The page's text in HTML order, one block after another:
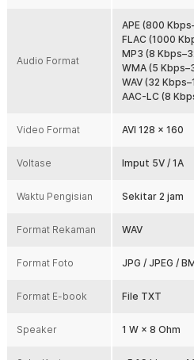
Kapasitas Baterai 250 mAh
Ditenagai baterai lithium 250 mAh
player ini dirancang untuk
Konsumsi daya yang efisien
lainnya dalam waktu yang cukup
tanpa sering mengisi ulang.
Kelengkapan Produk
1 x RockStar MP3 MP4 Music
1 x Earphone
1 x Panduan Penggunaan
Audio Format
APE (800
FLAC (1000
MP3 (8
WMA (5
WAV (32
AAC-LC (8
Video Format AVI 128 × 160
Voltase Imput 5V / 1A
Waktu Pengisian Sekitar 2 jam
Format Rekaman WAV
Format Foto JPG / JPEG /
Format E-book File TXT
Speaker 1 W × 8 Ohm